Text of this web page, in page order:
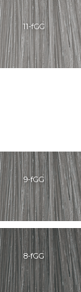
11-fGG
9-fGG
8-fGG